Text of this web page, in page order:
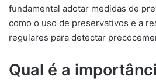
fundamental adotar medidas de
como o uso de preservativos e a
regulares para detectar
Qual é a